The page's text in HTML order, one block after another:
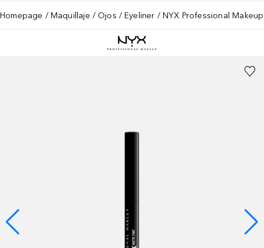
Homepage Maquillaje Ojos Eyeliner NYX Professional